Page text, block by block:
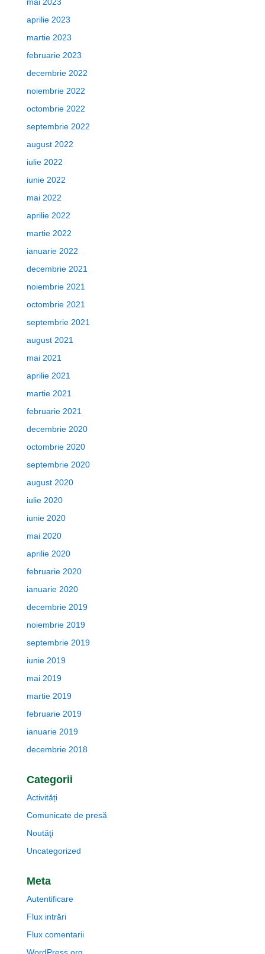
aprilie 2023
martie 2023
februarie 2023
decembrie 2022
noiembrie 2022
octombrie 2022
septembrie 2022
august 2022
iulie 2022
iunie 2022
mai 2022
aprilie 2022
martie 2022
ianuarie 2022
decembrie 2021
noiembrie 2021
octombrie 2021
septembrie 2021
august 2021
mai 2021
aprilie 2021
martie 2021
februarie 2021
decembrie 2020
octombrie 2020
septembrie 2020
august 2020
iulie 2020
iunie 2020
mai 2020
aprilie 2020
februarie 2020
ianuarie 2020
decembrie 2019
noiembrie 2019
septembrie 2019
iunie 2019
mai 2019
martie 2019
februarie 2019
ianuarie 2019
decembrie 2018
Categorii
Activități
Comunicate de presă
Noutăţi
Uncategorized
Meta
Autentificare
Flux intrări
Flux comentarii